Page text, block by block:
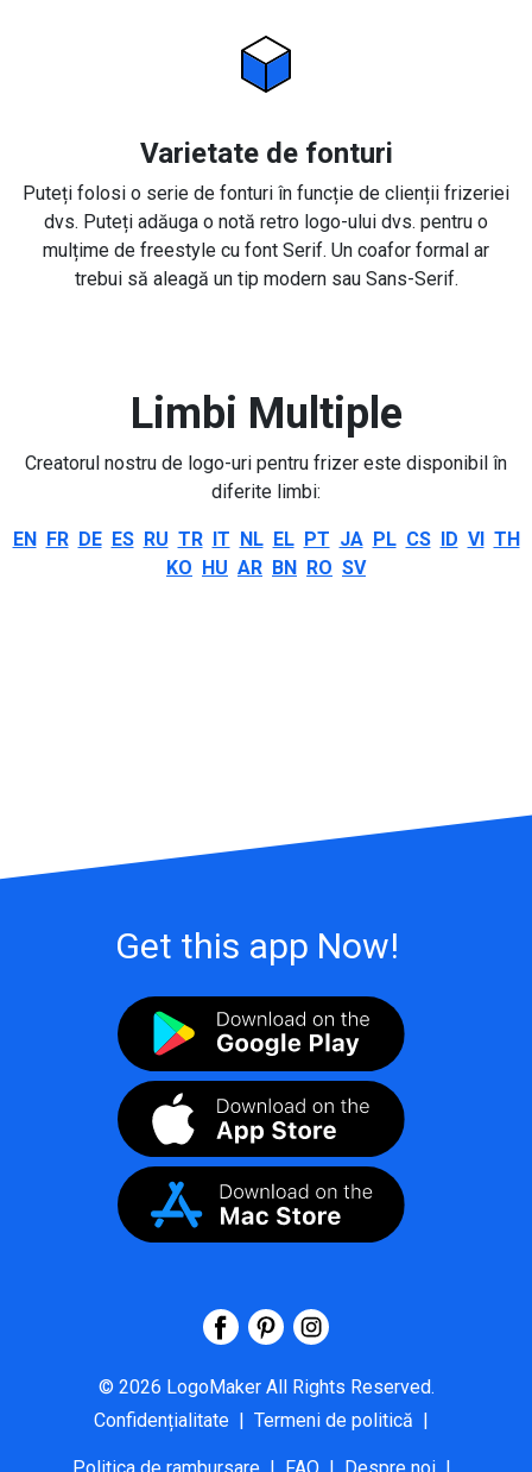
Varietate de fonturi
Puteți folosi o serie de fonturi în funcție de clienții frizeriei
dvs. Puteți adăuga o notă retro logo-ului dvs. pentru o
mulțime de freestyle cu font Serif. Un coafor formal ar
trebui să aleagă un tip modern sau Sans-Serif.
Limbi Multiple
Creatorul nostru de logo-uri pentru frizer este disponibil în
diferite limbi:
EN FR DE ES RU TR IT NL EL PT JA PL CS ID VI TH
KO HU AR BN RO SV
Get this app Now!
© 2026 LogoMaker All Rights Reserved.
Confidențialitate | Termeni de politică |